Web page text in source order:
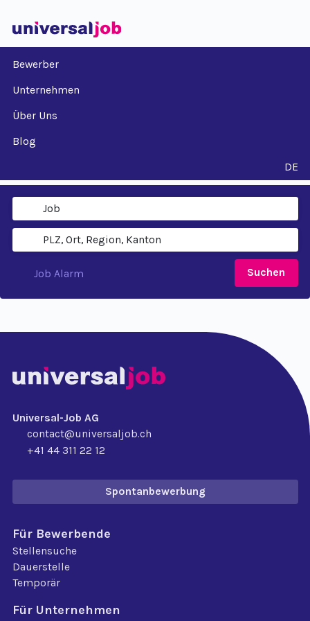
Bewerber
Unternehmen
Über Uns
Blog
DE
Suchen
Job Alarm
Universal-Job AG
contact@universaljob.ch
+41 44 311 22 12
Spontanbewerbung
Für Bewerbende
Stellensuche
Dauerstelle
Temporär
Für Unternehmen